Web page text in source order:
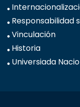
Responsabilidad
Vinculación
Historia
Universiada